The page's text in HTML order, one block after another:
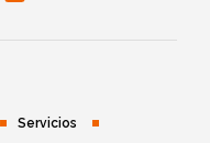
Servicios